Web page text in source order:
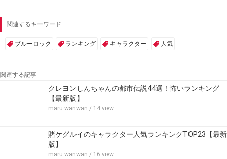
関連するキーワード
ブルーロック ランキング キャラクター 人気
関連する記事
クレヨンしんちゃんの都市伝説44選！怖いランキング
【最新版】
maru.wanwan / 14 view
賭ケグルイのキャラクター人気ランキングTOP23【最新
版】
maru.wanwan / 16 view